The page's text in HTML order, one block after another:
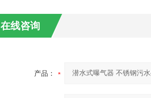
在线咨询
产品：